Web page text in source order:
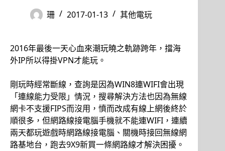
珊
2017-01-13 其他電玩
2016年最後一天心血來潮玩曉之軌跡跨年，擋海
外IP所以得掛VPN才能玩。
剛玩時經常斷線，查詢是因為WIN8連WIFI會出現
「連線能力受限」情況，搜尋解決方法也因為無線
網卡不支援FIPS而沒用，憤而改成有線上網後終於
順很多，但網路線接電腦手機就不能連WIFI，連續
兩天都玩遊戲時網路線接電腦、關機時接回無線網
路基地台，跑去9X9新買一條網路線才解決困擾。